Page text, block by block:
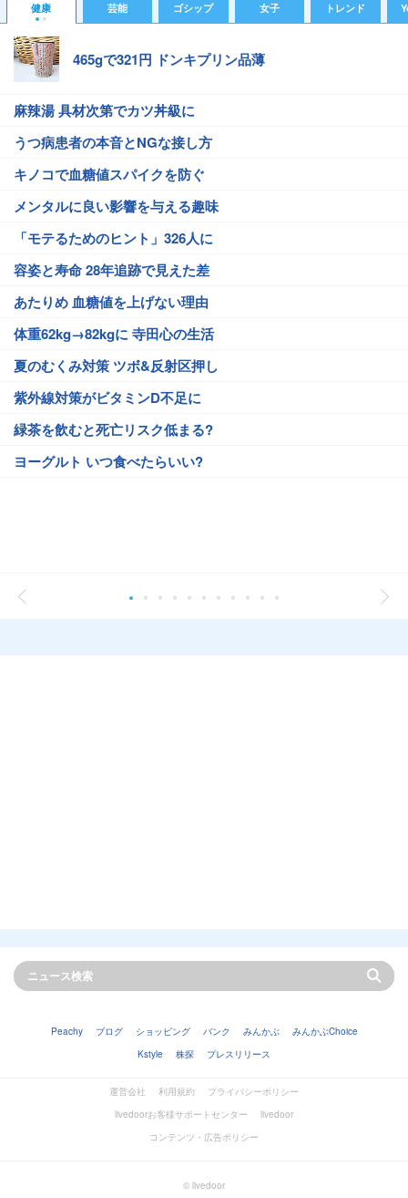
健康 芸能 ゴシップ 女子 トレンド
465gで321円 ドンキプリン品薄
麻辣湯 具材次第でカツ丼級に
うつ病患者の本音とNGな接し方
キノコで血糖値スパイクを防ぐ
メンタルに良い影響を与える趣味
「モテるためのヒント」326人に
容姿と寿命 28年追跡で見えた差
あたりめ 血糖値を上げない理由
体重62kg→82kgに 寺田心の生活
夏のむくみ対策 ツボ&反射区押し
紫外線対策がビタミンD不足に
緑茶を飲むと死亡リスク低まる?
ヨーグルト いつ食べたらいい?
Peachy ブログ ショッピング バンク みんかぶ
みんかぶChoice
Kstyle
株探 プレスリリース
運営会社 利用規約
プライバシーポリシー
livedoorお客様サポートセンター
livedoor
コンテンツ・広告ポリシー
© livedoor